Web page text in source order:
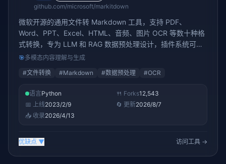
github.com/microsoft/markitdown
微软开源的通用文件转 Markdown 工具，支持 PDF、
Word、PPT、Excel、HTML、音频、图片 OCR 等数十种格
式转换，专为 LLM 和 RAG 数据预处理设计，插件系统可扩
展，MIT 协议
🎯多模态内容理解与生成
#文件转换 #Markdown #数据预处理 #OCR
语言Python 🍴 Forks12,543
📅 上线2023/2/9 🔄 更新2026/8/7
📥 收录2026/4/13
优缺点 ▼ 访问工具 →